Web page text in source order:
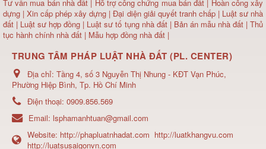
Tư vấn mua bán nhà đất | Hỗ trợ công chứng mua bán đất | Hoàn công xây
dựng | Xin cấp phép xây dựng |Đại diện giải quyết tranh chấp | Luật sư nhà
đất | Luật sư hợp đồng | Luật sư tố tụng nhà đất | Bản án mẫu nhà đất|Thủ
tục hành chính nhà đất | Mẫu hợp đồng nhà đất |
TRUNG TÂM PHÁP LUẬT NHÀ ĐẤT (PL. CENTER)
Địa chỉ: Tầng 4, số 3 Nguyễn Thị Nhung - KĐT Vạn Phúc,
Phường Hiệp Bình, Tp. Hồ Chí Minh
Điện thoại: 0909.856.569
Email: lsphamanhtuan@gmail.com
Website: http://phapluatnhadat.com http://luatkhangvu.com
http://luatsusaigonvn.com